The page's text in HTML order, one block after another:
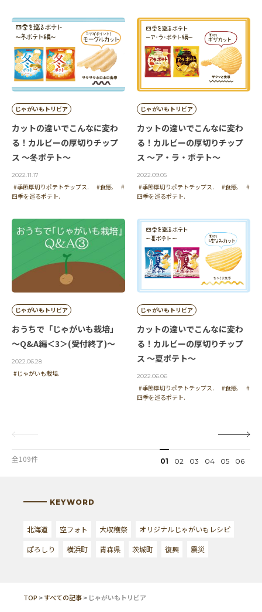
じゃがいもトリビア
カットの違いでこんなに変わ
る！カルビーの厚切りチップ
ス ～冬ポテト～
2022.11.17
#季節厚切りポテトチップス. #食感.
#
四季を巡るポテト.
じゃがいもトリビア
カットの違いでこんなに変わ
る！カルビーの厚切りチップ
ス ～ア・ラ・ポテト～
2022.09.05
#季節厚切りポテトチップス. #食感.
#
四季を巡るポテト.
じゃがいもトリビア
おうちで「じゃがいも栽培」
～Q&A編＜3＞(受付終了)～
2022.06.28
#じゃがいも栽培.
じゃがいもトリビア
カットの違いでこんなに変わ
る！カルビーの厚切りチップ
ス ～夏ポテト～
2022.06.06
#季節厚切りポテトチップス. #食感.
#
四季を巡るポテト.
全109件 01 02 03 04 05 06
KEYWORD
北海道 空フォト 大収穫祭
オリジナルじゃがいもレシピ
ぽろしり
横浜町 青森県 茨城町 復興 震災
TOP >すべての記事> じゃがいもトリビア